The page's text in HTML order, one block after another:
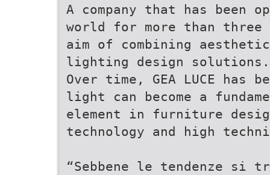
A company that has
world for more than three
aim of combining
lighting design solutions.
Over time, GEA LUCE has
light can become a
element in furniture
technology and high
“Sebbene le tendenze si